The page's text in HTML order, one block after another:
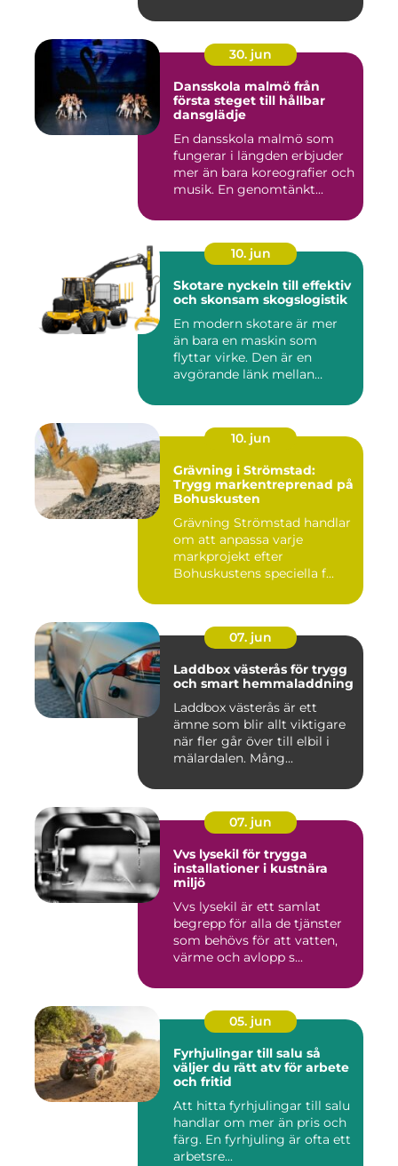
30. jun
Dansskola malmö från
första steget till hållbar
dansglädje
En dansskola malmö som
fungerar i längden erbjuder
mer än bara koreografier och
musik. En genomtänkt...
10. jun
Skotare nyckeln till effektiv
och skonsam skogslogistik
En modern skotare är mer
än bara en maskin som
flyttar virke. Den är en
avgörande länk mellan
10. jun
Grävning i Strömstad:
Trygg markentreprenad på
Bohuskusten
Grävning Strömstad handlar
om att anpassa varje
markprojekt efter
Bohuskustens speciella f...
07. jun
Laddbox västerås för trygg
och smart hemmaladdning
Laddbox västerås är ett
ämne som blir allt viktigare
när fler går över till elbil i
mälardalen. Mång...
07. jun
Vvs lysekil för trygga
installationer i kustnära
miljö
Vvs lysekil är ett samlat
begrepp för alla de tjänster
som behövs för att vatten,
värme och avlopp s...
05. jun
Fyrhjulingar till salu så
väljer du rätt atv för arbete
och fritid
Att hitta fyrhjulingar till salu
handlar om mer än pris och
färg. En fyrhjuling är ofta ett
arbetsre...